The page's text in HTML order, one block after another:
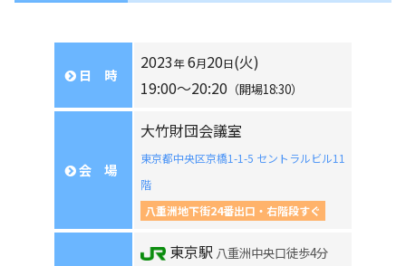
日 時
2023年6月20日(火)
19:00〜20:20 （開場18:30）
会 場
大竹財団会議室
東京都中央区京橋1-1-5 セントラルビル11
階
八重洲地下街24番出口・右階段すぐ
東京駅 八重洲中央口徒歩4分